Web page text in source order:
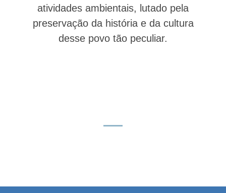
atividades ambientais, lutado pela
preservação da história e da cultura
desse povo tão peculiar.